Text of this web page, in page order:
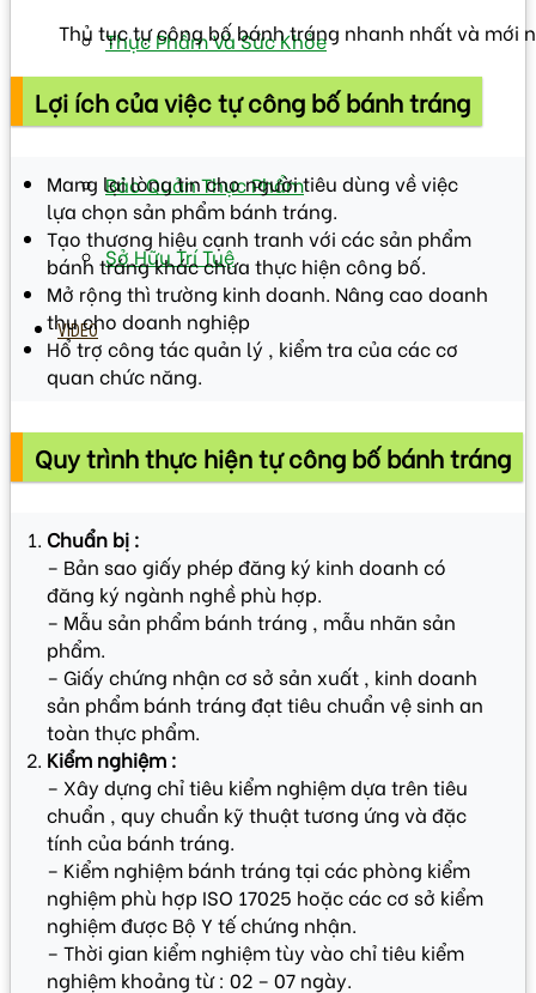
Thực Phẩm Và Sức Khỏe
Chế Biến Thực Phẩm
Bảo Quản Thực Phẩm
Sở Hữu Trí Tuệ
VIDEO
Thủ tục tự công bố bánh tráng nhanh nhất và mới
Lợi ích của việc tự công bố bánh tráng
Mang lại lòng tin cho người tiêu dùng về việc
lựa chọn sản phẩm bánh tráng.
Tạo thương hiệu cạnh tranh với các sản phẩm
bánh tráng khác chưa thực hiện công bố.
Mở rộng thì trường kinh doanh. Nâng cao doanh
thu cho doanh nghiệp
Hổ trợ công tác quản lý , kiểm tra của các cơ
quan chức năng.
Quy trình thực hiện tự công bố bánh tráng
Chuẩn bị :
– Bản sao giấy phép đăng ký kinh doanh có
đăng ký ngành nghề phù hợp.
– Mẫu sản phẩm bánh tráng , mẫu nhãn sản
phẩm.
– Giấy chứng nhận cơ sở sản xuất , kinh doanh
sản phẩm bánh tráng đạt tiêu chuẩn vệ sinh an
toàn thực phẩm.
Kiểm nghiệm :
– Xây dựng chỉ tiêu kiểm nghiệm dựa trên tiêu
chuẩn , quy chuẩn kỹ thuật tương ứng và đặc
tính của bánh tráng.
– Kiểm nghiệm bánh tráng tại các phòng kiểm
nghiệm phù hợp ISO 17025 hoặc các cơ sở kiểm
nghiệm được Bộ Y tế chứng nhận.
– Thời gian kiểm nghiệm tùy vào chỉ tiêu kiểm
nghiệm khoảng từ : 02 – 07 ngày.